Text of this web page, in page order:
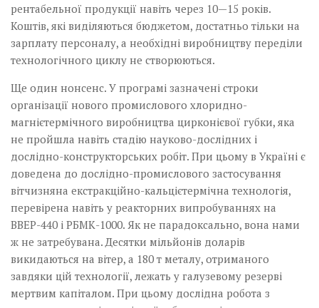
рентабельної продукції навіть через 10—15 років.
Коштів, які виділяються бюджетом, достатньо тільки на
зар­плату персоналу, а необхідні виробництву переділи
технологічного циклу не створюються.
Ще один нонсенс. У програмі зазначені строки
організації нового промислового хлоридно-
магнієтермічного виробництва цирконієвої губки, яка
не пройшла навіть стадію науково-дослідних і
дослідно-конструкторських робіт. При цьому в Україні є
доведена до дослідно-промислового застосування
вітчизняна екстракційно-кальцієтермічна технологія,
перевірена навіть у реакторних випробуваннях на
ВВЕР-440 і РБМК-1000. Як не парадоксально, вона нами
ж не затребувана. Десятки мільйонів доларів
викидаються на вітер, а 180 т металу, отриманого
завдяки цій технології, лежать у галузевому резерві
мертвим капіталом. При цьому дослідна робота з